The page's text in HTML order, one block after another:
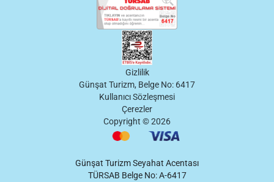
Gizlilik
Günşat Turizm, Belge No: 6417
Kullanıcı Sözleşmesi
Çerezler
Copyright ©2026
Günşat Turizm Seyahat Acentası
TÜRSAB Belge No: A-6417